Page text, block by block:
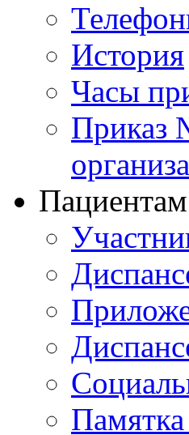
История
Часы
Приказ
Пациентам